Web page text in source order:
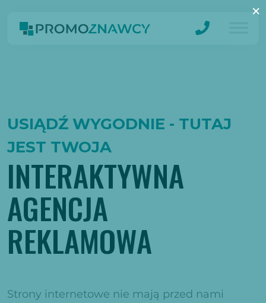
USIĄDŹ WYGODNIE - TUTAJ
JEST TWOJA
INTERAKTYWNA
AGENCJA
REKLAMOWA
Strony internetowe nie mają przed nami
×